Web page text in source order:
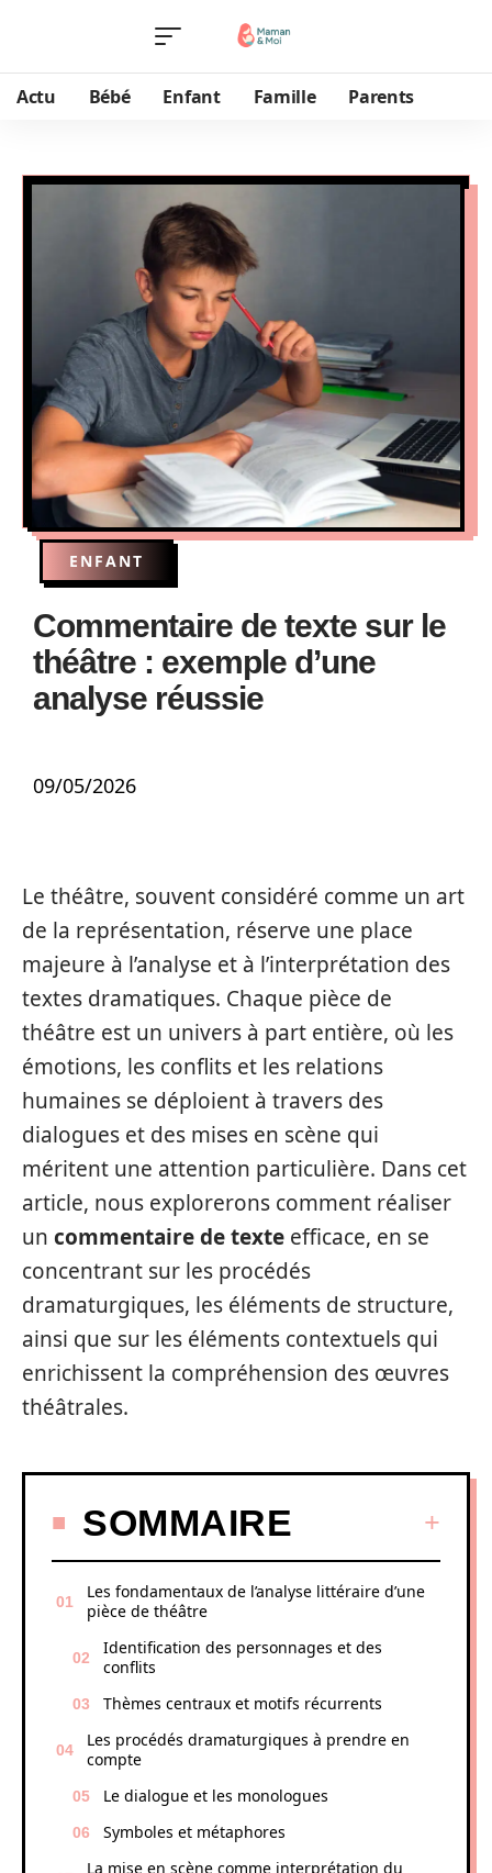
Actu Bébé Enfant Famille Parents
ENFANT
Commentaire de texte sur le
théâtre : exemple d’une
analyse réussie
09/05/2026
Le théâtre, souvent considéré comme un art
de la représentation, réserve une place
majeure à l’analyse et à l’interprétation des
textes dramatiques. Chaque pièce de
théâtre est un univers à part entière, où les
émotions, les conflits et les relations
humaines se déploient à travers des
dialogues et des mises en scène qui
méritent une attention particulière. Dans cet
article, nous explorerons comment réaliser
un commentaire de texte efficace, en se
concentrant sur les procédés
dramaturgiques, les éléments de structure,
ainsi que sur les éléments contextuels qui
enrichissent la compréhension des œuvres
théâtrales.
SOMMAIRE
Les fondamentaux de l’analyse littéraire d’une
pièce de théâtre
Identification des personnages et des
conflits
Thèmes centraux et motifs récurrents
Les procédés dramaturgiques à prendre en
compte
Le dialogue et les monologues
Symboles et métaphores
La mise en scène comme interprétation du